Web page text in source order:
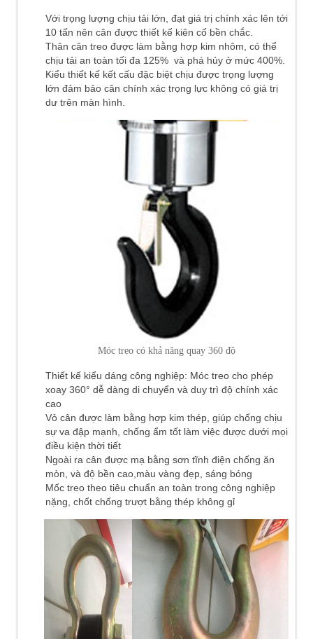
Với trọng lượng chịu tải lớn, đạt giá trị chính xác lên tới
10 tấn nên cân được thiết kế kiên cố bền chắc.
Thân cân treo được làm bằng hợp kim nhôm, có thể
chịu tải an toàn tối đa 125% và phá hủy ở mức 400%.
Kiểu thiết kế kết cấu đặc biệt chịu được trọng lượng
lớn đảm bảo cân chính xác trọng lực không có giá trị
dư trên màn hình.
Móc treo có khả năng quay 360 độ
Thiết kế kiểu dáng công nghiệp: Móc treo cho phép
xoay 360° dễ dàng di chuyển và duy trì độ chính xác
cao
Vỏ cân được làm bằng hợp kim thép, giúp chống chịu
sự va đập mạnh, chống ẩm tốt làm việc được dưới mọi
điều kiện thời tiết
Ngoài ra cân được mạ bằng sơn tĩnh điện chống ăn
mòn, và độ bền cao,màu vàng đẹp, sáng bóng
Mốc treo theo tiêu chuẩn an toàn trong công nghiệp
nặng, chốt chống trượt bằng thép không gỉ